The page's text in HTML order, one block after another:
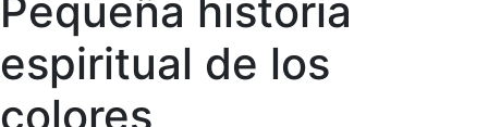
Pequeña historia
espiritual de los
colores